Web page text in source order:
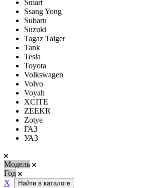
Smart
Ssang Yong
Subaru
Suzuki
Tagaz Taiger
Tank
Tesla
Toyota
Volkswagen
Volvo
Voyah
XCITE
ZEEKR
Zotye
ГАЗ
УАЗ
Модель
Год
Х
Найти в каталоге